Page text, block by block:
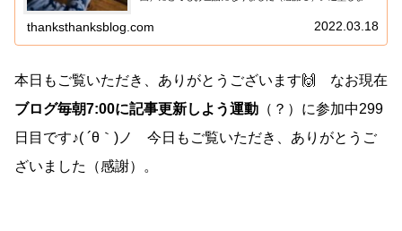
thanksthanksblog.com 2022.03.18
本日もご覧いただき、ありがとうございます🙌 なお現在
ブログ毎朝7:00に記事更新しよう運動 （？）に参加中299
日目です♪( ´θ｀)ノ 今日もご覧いただき、ありがとうご
ざいました（感謝）。